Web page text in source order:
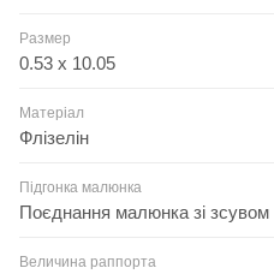
Размер
0.53 x 10.05
Матеріал
Флізелін
Підгонка малюнка
Поєднання малюнка зі зсувом
Величина раппорта